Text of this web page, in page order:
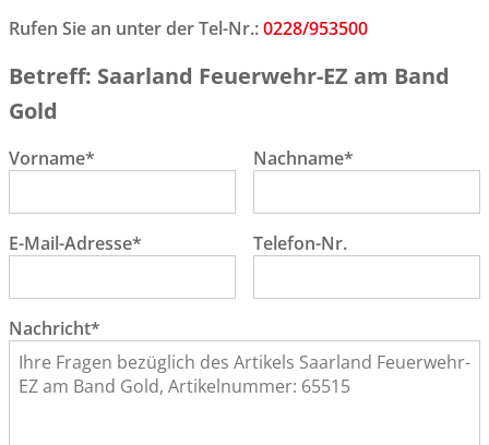
Rufen Sie an unter der Tel-Nr.:0228/953500
Betreff: Saarland Feuerwehr-EZ am Band
Gold
Vorname* Nachname*
E-Mail-Adresse* Telefon-Nr.
Nachricht*